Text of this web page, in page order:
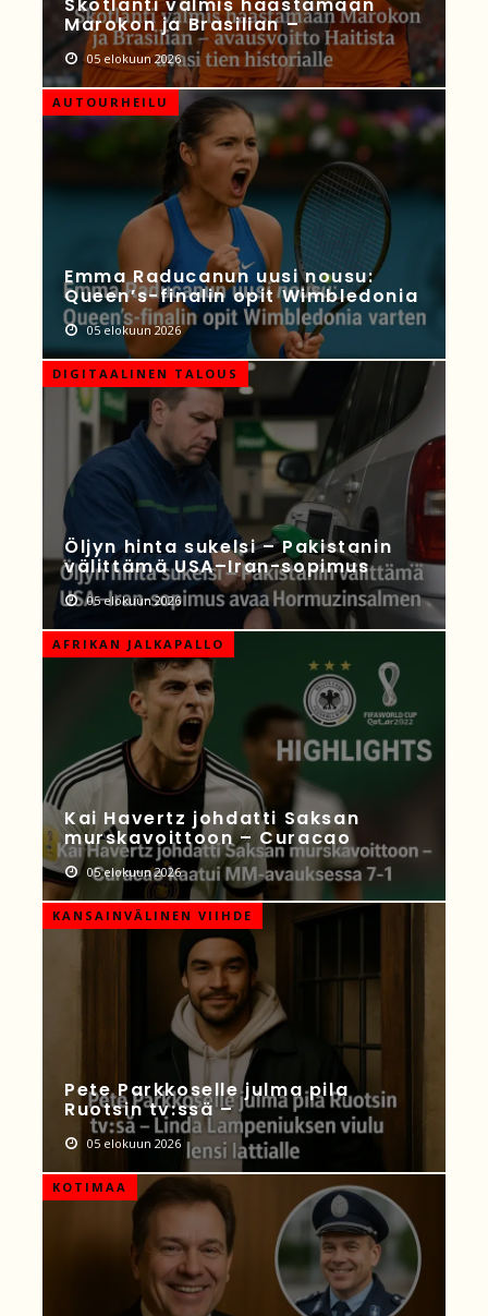
Marokon ja Brasilian –
05 elokuun 2026
AUTOURHEILU
Emma Raducanun uusi nousu:
Queen’s-finalin opit Wimbledonia
05 elokuun 2026
DIGITAALINEN TALOUS
Öljyn hinta sukelsi – Pakistanin
välittämä USA–Iran-sopimus
05 elokuun 2026
AFRIKAN JALKAPALLO
Kai Havertz johdatti Saksan
murskavoittoon – Curacao
05 elokuun 2026
KANSAINVÄLINEN VIIHDE
Pete Parkkoselle julma pila
Ruotsin tv:ssä –
05 elokuun 2026
KOTIMAA